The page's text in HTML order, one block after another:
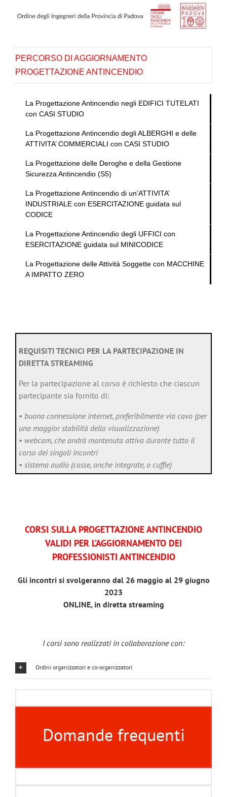
CORSI SULLA PROGETTAZIONE ANTINCENDIO
VALIDI PER L’AGGIORNAMENTO DEI
PROFESSIONISTI ANTINCENDIO
Gli incontri si svolgeranno dal 26 maggio al 29 giugno
2023
ONLINE, in diretta streaming
I corsi sono realizzati in collaborazione con:
Ordini organizzatori e co-organizzatori
Domande frequenti
PERCORSO DI AGGIORNAMENTO
PROGETTAZIONE ANTINCENDIO
La Progettazione Antincendio negli EDIFICI TUTELATI
con CASI STUDIO
La Progettazione Antincendio degli ALBERGHI e delle
ATTIVITA’ COMMERCIALI con CASI STUDIO
La Progettazione delle Deroghe e della Gestione
Sicurezza Antincendio (S5)
La Progettazione Antincendio di un’ATTIVITA’
INDUSTRIALE con ESERCITAZIONE guidata sul
CODICE
La Progettazione Antincendio degli UFFICI con
ESERCITAZIONE guidata sul MINICODICE
La Progettazione delle Attività Soggette con MACCHINE
A IMPATTO ZERO
REQUISITI TECNICI PER LA PARTECIPAZIONE IN
DIRETTA STREAMING
Per la partecipazione al corso è richiesto che ciascun
partecipante sia fornito di:
• buona connessione internet, preferibilmente via cavo (per
una maggior stabilità della visualizzazione)
• webcam, che andrà mantenuta attiva durante tutto il
corso dei singoli incontri
• sistema audio (casse, anche integrate, o cuffie)